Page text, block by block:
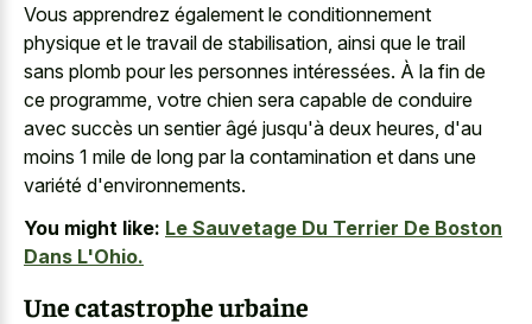
Vous apprendrez également le conditionnement
physique et le travail de stabilisation, ainsi que le trail
sans plomb pour les personnes intéressées. À la fin de
ce programme, votre chien sera capable de conduire
avec succès un sentier âgé jusqu'à deux heures, d'au
moins 1 mile de long par la contamination et dans une
variété d'environnements.
You might like: Le Sauvetage Du Terrier De Boston
Dans L'Ohio.
Une catastrophe urbaine